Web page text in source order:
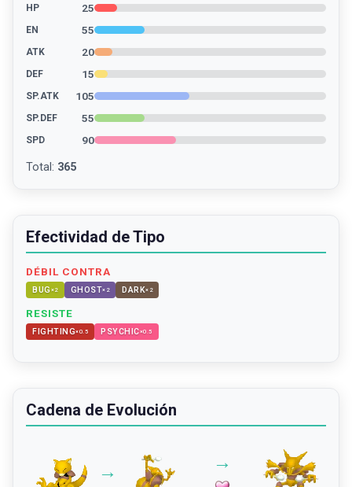
HP 25
EN 55
ATK 20
DEF 15
SP.ATK 105
SP.DEF 55
SPD 90
Total : 365
Efectividad de Tipo
DÉBIL CONTRA
BUG ×2 GHOST× 2 DARK× 2
RESISTE
FIGHTING×0.5 PSYCHIC×0.5
Cadena de Evolución
→ →